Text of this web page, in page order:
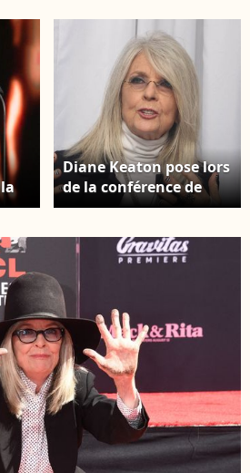
à Los Angeles, CA, États-Unis.
AFF/ABACAPRESS.COM
Diane Keaton pose lors
de la conférence de
presse pour le Book
Released àLos Angeles,
CA, USA le 6 mai 2018.
Photo par Munawar
Hosain/startraks/